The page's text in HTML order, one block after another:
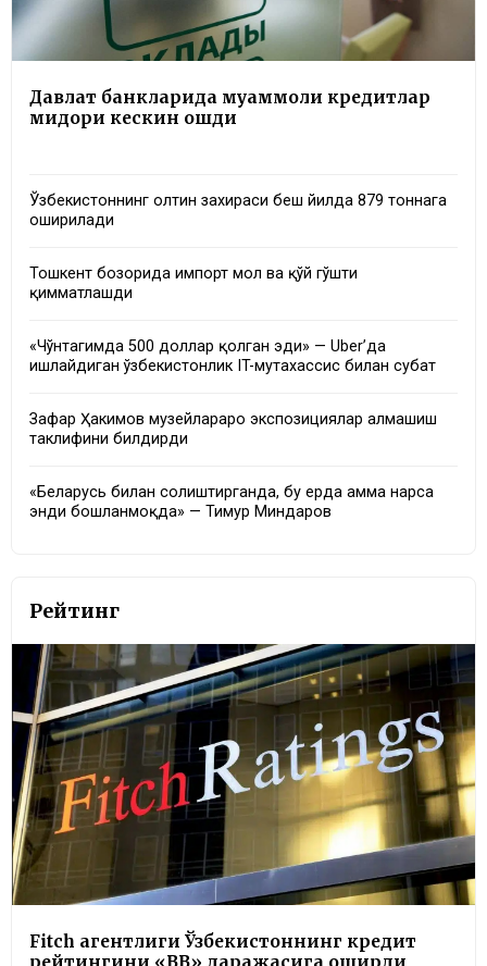
Давлат банкларида муаммоли кредитлар
миқдори кескин ошди
Ўзбекистоннинг олтин захираси беш йилда 879 тоннага
оширилади
Тошкент бозорида импорт мол ва қўй гўшти
қимматлашди
«Чўнтагимда 500 доллар қолган эди» — Uber’да
ишлайдиган ўзбекистонлик IT-мутахассис билан суҳбат
Зафар Ҳакимов музейлараро экспозициялар алмашиш
таклифини билдирди
«Беларусь билан солиштирганда, бу ерда ҳамма нарса
энди бошланмоқда» — Тимур Миндаров
Рейтинг
Fitch агентлиги Ўзбекистоннинг кредит